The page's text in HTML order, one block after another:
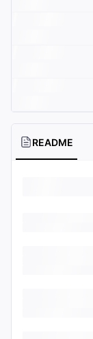
README